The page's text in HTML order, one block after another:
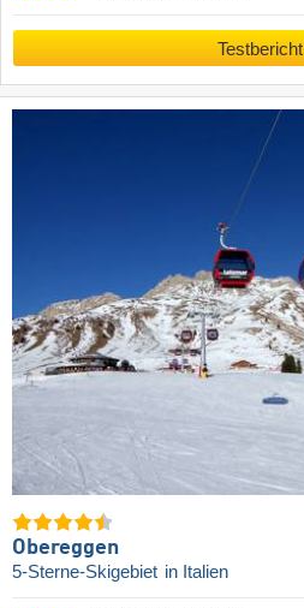
Testbericht
Obereggen
5-Sterne-Skigebiet in Italien